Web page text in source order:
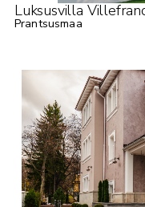
Luksusvilla
Prantsusmaa